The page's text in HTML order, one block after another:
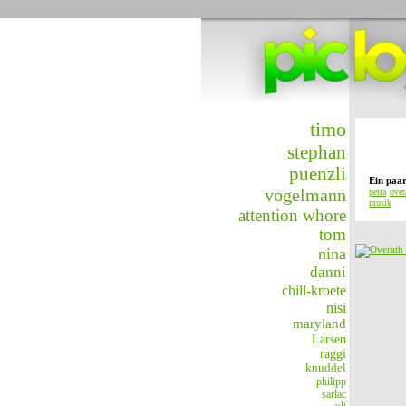
timo
stephan
puenzli
vogelmann
attention whore
tom
nina
danni
chill-kroete
nisi
maryland
Larsen
raggi
knuddel
philipp
sarlac
Ein
petra
musik